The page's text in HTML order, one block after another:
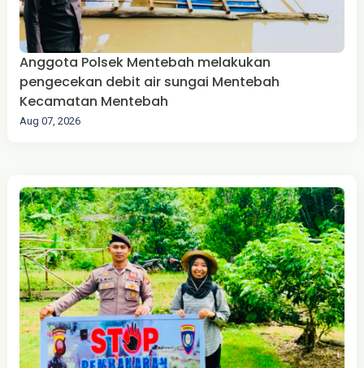
Anggota Polsek Mentebah melakukan
pengecekan debit air sungai Mentebah
Kecamatan Mentebah
Aug 07, 2026